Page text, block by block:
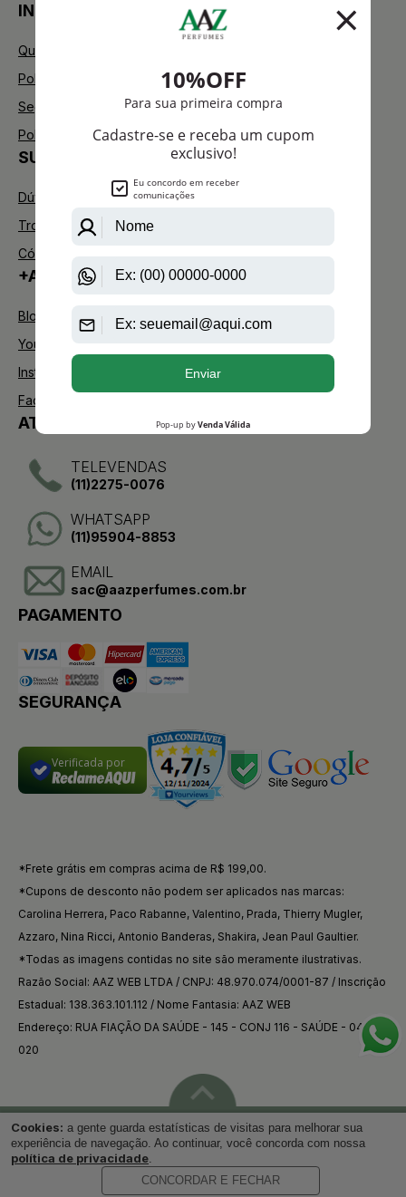
INSTITUCIONAL
Quem Somos
Política de Privacidade
Segurança
Política de Troca
SUPORTE
Dúvidas Frequentes
Trocas e Devoluções
Código de defesa do consumidor
+AAZ PERFUMES
Blog
Youtube
Instagram
Facebook
ATENDIMENTO
TELEVENDAS
(11)2275-0076
WHATSAPP
(11)95904-8853
EMAIL
sac@aazperfumes.com.br
PAGAMENTO
SEGURANÇA
Verificada por
*Frete grátis em compras acima de R$ 199,00.
*Cupons de desconto não podem ser aplicados nas marcas:
Carolina Herrera, Paco Rabanne, Valentino, Prada, Thierry Mugler,
Azzaro, Nina Ricci, Antonio Banderas, Shakira, Jean Paul Gaultier.
*Todas as imagens contidas no site são meramente ilustrativas.
Razão Social: AAZ WEB LTDA / CNPJ: 48.970.074/0001-87 / Inscrição
Estadual: 138.363.101.112 / Nome Fantasia: AAZ WEB
Endereço: RUA FIAÇÃO DA SAÚDE - 145 - CONJ 116 - SAÚDE - 04144-
020
Voltar ao topo
Desenvolvido por
Cookies: a gente guarda estatísticas de visitas para melhorar sua
experiência de navegação. Ao continuar, você concorda com nossa
política de privacidade.
CONCORDAR E FECHAR